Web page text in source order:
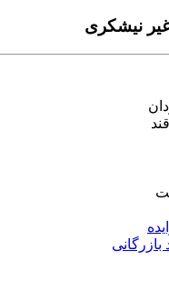
نیشکری
بازرگانی